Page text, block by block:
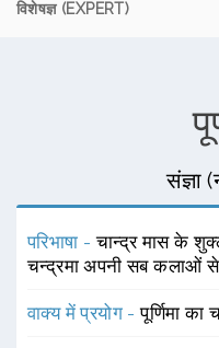
विशेषज्ञ (EXPERT)
संज्ञा
परिभाषा -चान्द्र मास के
चन्द्रमा अपनी सब कलाओं से
वाक्य में प्रयोग -पूर्णिमा